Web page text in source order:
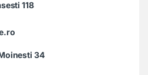
118
34